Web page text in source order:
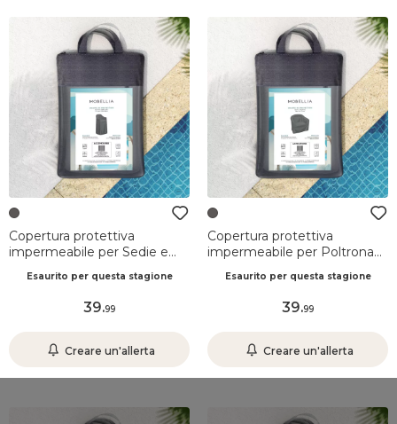
Copertura protettiva
impermeabile per Sedie e
Murano Grigio
Esaurito per questa stagione
39.99
Creare un'allerta
Copertura protettiva
impermeabile per Poltrona
Esaurito per questa stagione
39.99
Creare un'allerta